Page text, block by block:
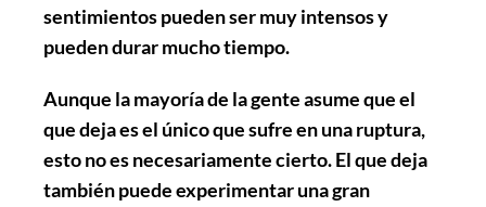
sentimientos pueden ser muy intensos y
pueden durar mucho tiempo.
Aunque la mayoría de la gente asume que el
que deja es el único que sufre en una ruptura,
esto no es necesariamente cierto. El que deja
también puede experimentar una gran